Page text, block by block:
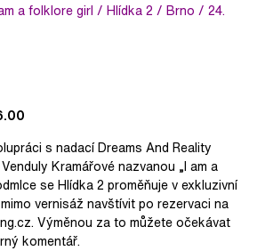
a folklore girl / Hlídka 2 / Brno / 24.
s nadací Dreams And Reality
Kramářové nazvanou „I am a
se Hlídka 2 proměňuje v exkluzivní
vernisáž navštívit po rezervaci na
Výměnou za to můžete očekávat
komentář.